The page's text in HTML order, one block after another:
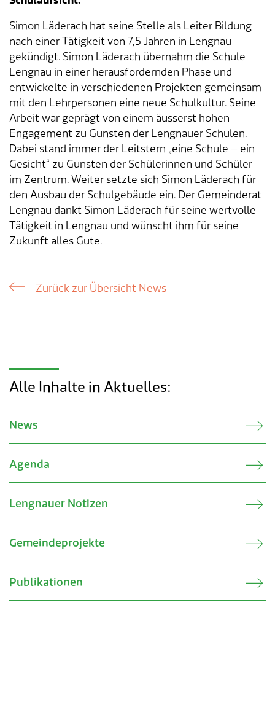
Simon Läderach hat seine Stelle als Leiter Bildung
nach einer Tätigkeit von 7,5 Jahren in Lengnau
gekündigt. Simon Läderach übernahm die Schule
Lengnau in einer herausfordernden Phase und
entwickelte in verschiedenen Projekten gemeinsam
mit den Lehrpersonen eine neue Schulkultur. Seine
Arbeit war geprägt von einem äusserst hohen
Engagement zu Gunsten der Lengnauer Schulen.
Dabei stand immer der Leitstern „eine Schule – ein
Gesicht“ zu Gunsten der Schülerinnen und Schüler
im Zentrum. Weiter setzte sich Simon Läderach für
den Ausbau der Schulgebäude ein. Der Gemeinderat
Lengnau dankt Simon Läderach für seine wertvolle
Tätigkeit in Lengnau und wünscht ihm für seine
Zukunft alles Gute.
Zurück zur Übersicht News
Alle Inhalte in Aktuelles:
News
Agenda
Lengnauer Notizen
Gemeindeprojekte
Publikationen
Tageselternverein
Gastronomie
Vermietung von Freizeitanlagen
Veranstaltungsbewilligung
Sozialversicherungen
Soziales
Steuern
Bauen & Planen
ÖREB-Kataster
Umwelt
Energie & Wasser
Abfall
Tiere
Verkehr & Mobilität
Burgergemeinde
Kirchgemeinden
Partnergemeinden
Wirtschaft
Finanzabteilung
Sozialabteilung
Bau- und Planungsabteilung
Betriebs- und Tiefbauabteilung
Werkhof
Schulverwaltung
Kindertagesstätte
Mitarbeitende
Offene Stellen
Dienstleistungen A-Z
Adressverzeichnis
Kontakt & Öffnungszeiten